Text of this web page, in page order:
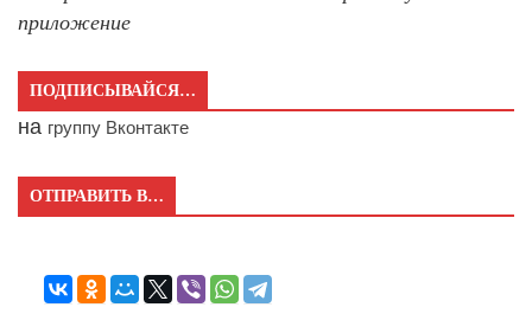
приложение
ПОДПИСЫВАЙСЯ…
на группу Вконтакте
ОТПРАВИТЬ В…